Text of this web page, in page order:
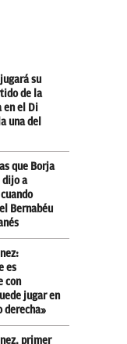
su
de la
en el Di
una del
que Borja
dijo a
Bernabéu
es
con
jugar en
derecha»
primer